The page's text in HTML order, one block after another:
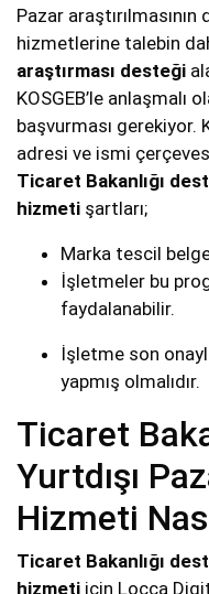
Pazar
hizmetlerine talebin
araştırması desteği
KOSGEB’le anlaşmalı
başvurması gerekiyor.
adresi ve ismi
Ticaret Bakanlığı
hizmeti şartları;
Marka tescil
İşletmeler bu
faydalanabilir.
İşletme son
yapmış olmalıdır.
Ticaret
Yurtdışı
Hizmeti
Ticaret Bakanlığı
hizmeti için Locca